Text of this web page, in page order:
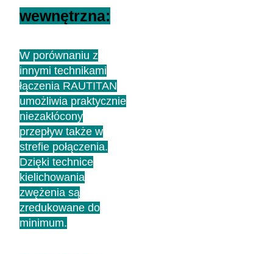
wewnętrzna:
W porównaniu z
innymi technikami
łączenia RAUTITAN
umożliwia praktycznie
niezakłócony
przepływ także w
strefie połączenia.
Dzięki technice
kielichowania
zwężenia są
zredukowane do
minimum.